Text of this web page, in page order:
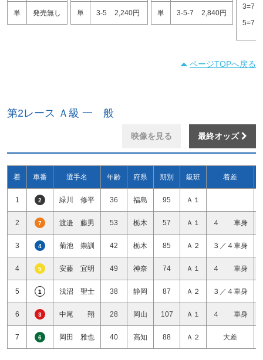
単 発売無し 単 3-5 2,240円 単 3-5-7 2,840円
3=7
5=7
ページTOPへ戻る
第2レース Ａ級 一 般
映像を見る 最終オッズ
着 車番 選手名 年齢 府県 期別 級班 着差
1 2 緑川 修平 36 福島 95 Ａ１
2 7 渡邉 藤男 53 栃木 57 Ａ１ ４ 車身
3 4 菊池 崇訓 42 栃木 85 Ａ２ ３／４車身
4 5 安藤 宜明 49 神奈 74 Ａ１ ４ 車身
5 1 浅沼 聖士 38 静岡 87 Ａ２ ３／４車身
6 3 中尾 翔 28 岡山 107 Ａ１ ４ 車身
7 6 岡田 雅也 40 高知 88 Ａ２ 大差